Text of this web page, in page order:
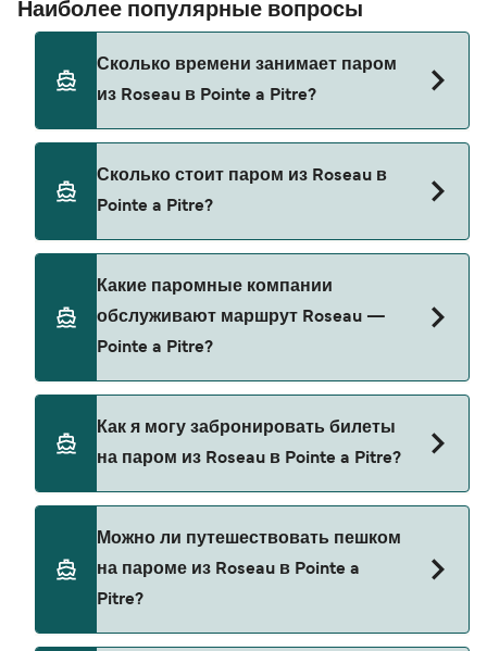
Наиболее популярные вопросы
Сколько времени занимает паром
из Roseau в Pointe a Pitre?
a Pitre составляет примерно 2 ч 30 мин.
зависимости от сезона и оператора, поэтому
информацию через наш Поиск Сделок.
Сколько стоит паром из Roseau в
Pointe a Pitre?
Средняя цена парома из Roseau в Pointe a Pitre
составляет 177₽. Цена указана без учета сборов
за бронирование.
Какие паромные компании
обслуживают маршрут Roseau —
Pointe a Pitre?
Roseau в Pointe a Pitre.
Как я могу забронировать билеты
на паром из Roseau в Pointe a Pitre?
страницу предложений, чтобы увидеть
последние акции на паромы.
Можно ли путешествовать пешком
на пароме из Roseau в Pointe a
Pitre?